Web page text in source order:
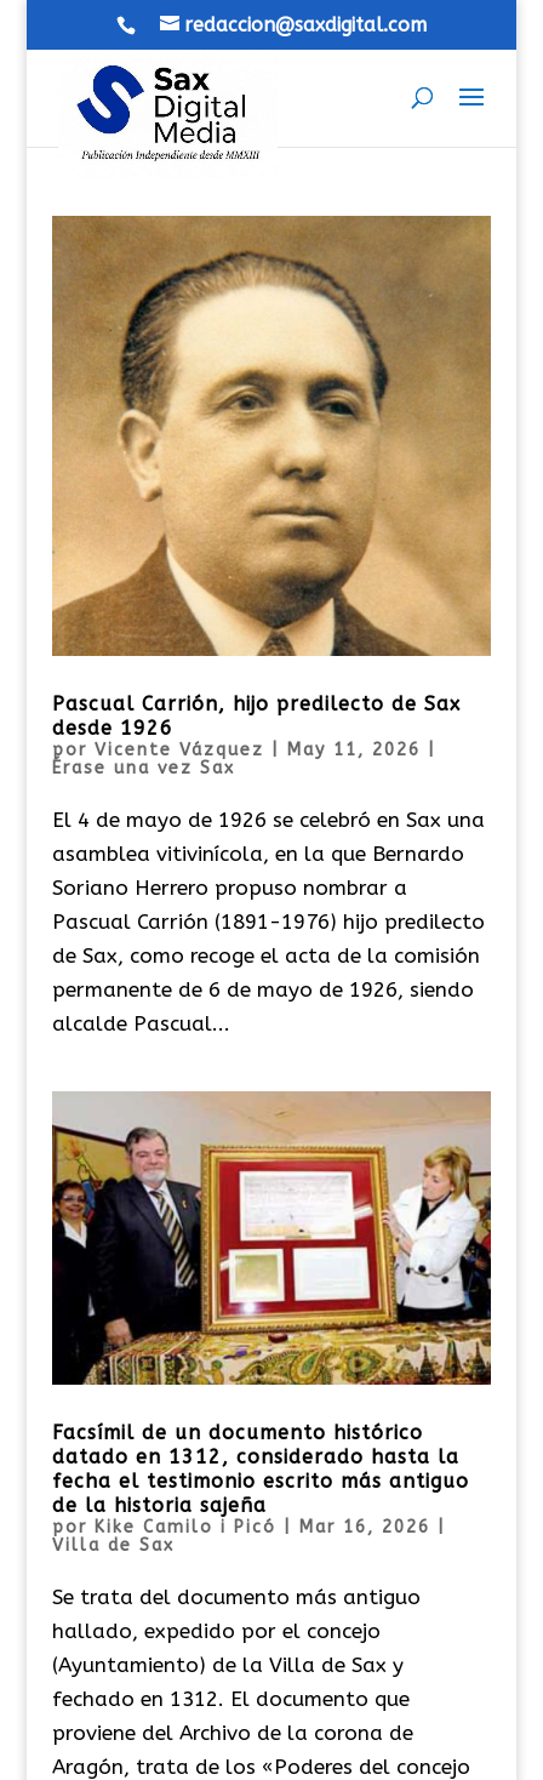
redaccion@saxdigital.com
Pascual Carrión, hijo predilecto de Sax
desde 1926
por Vicente Vázquez May 11, 2026
Érase una vez Sax
El 4 de mayo de 1926 se celebró en Sax una
asamblea vitivinícola, en la que Bernardo
Soriano Herrero propuso nombrar a
Pascual Carrión (1891-1976) hijo predilecto
de Sax, como recoge el acta de la comisión
permanente de 6 de mayo de 1926, siendo
alcalde Pascual...
Facsímil de un documento histórico
datado en 1312, considerado hasta la
fecha el testimonio escrito más antiguo
de la historia sajeña
por Kike Camilo i Picó Mar 16, 2026
Villa de Sax
Se trata del documento más antiguo
hallado, expedido por el concejo
(Ayuntamiento) de la Villa de Sax y
fechado en 1312. El documento que
proviene del Archivo de la corona de
Aragón, trata de los «Poderes del concejo